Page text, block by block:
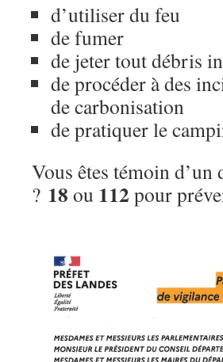
d’utiliser du feu
de fumer
de jeter tout débris
de procéder à des
de carbonisation
de pratiquer le
Vous êtes témoin d’un
? 18 ou 112 pour